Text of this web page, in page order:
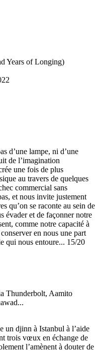
Years of Longing)
d’une lampe, ni d’une
de l’imagination
une fois de plus
au travers de quelques
commercial sans
et nous invite justement
qu’on se raconte au sein de
évader et de façonner notre
comme notre capacité à
en nous une part
qui nous entoure... 15/20
Thunderbolt, Aamito
un djinn à Istanbul à l’aide
trois vœux en échange de
l’amènent à douter de